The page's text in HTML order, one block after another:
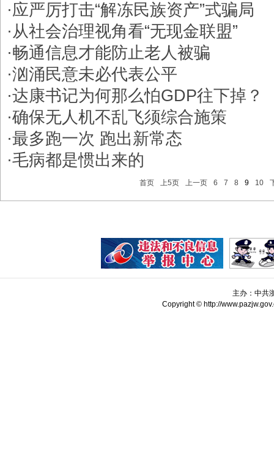
·应严厉打击“解冻民族资产”式骗局
·从社会治理视角看“无现金联盟”
·畅通信息才能防止老人被骗
·汹涌民意未必代表公平
·达康书记为何那么怕GDP往下掉？
·确保无人机不乱飞须综合施策
·最多跑一次 跑出新常态
·毛病都是惯出来的
首页 上5页 上一页 6 7 8 9 10
主办：中共
Copyright © http://